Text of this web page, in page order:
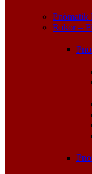
Pnömatik
Rakor –